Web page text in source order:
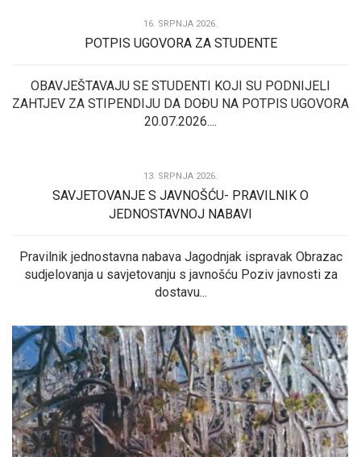
16. SRPNJA 2026.
POTPIS UGOVORA ZA STUDENTE
OBAVJEŠTAVAJU SE STUDENTI KOJI SU PODNIJELI
ZAHTJEV ZA STIPENDIJU DA DOĐU NA POTPIS UGOVORA
20.07.2026....
13. SRPNJA 2026.
SAVJETOVANJE S JAVNOŠĆU- PRAVILNIK O
JEDNOSTAVNOJ NABAVI
Pravilnik jednostavna nabava Jagodnjak ispravak Obrazac
sudjelovanja u savjetovanju s javnošću Poziv javnosti za
dostavu...